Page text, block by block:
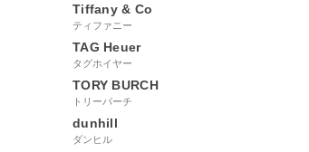
Tiffany & Co
ティファニー
TAG Heuer
タグホイヤー
TORY BURCH
トリーバーチ
dunhill
ダンヒル